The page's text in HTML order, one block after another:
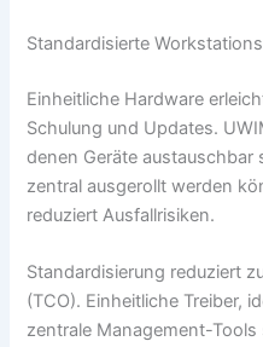
Standardisierte
Einheitliche Hardware
Schulung und Updates.
denen Geräte
zentral ausgerollt werden
reduziert Ausfallrisiken.
Standardisierung reduziert
(TCO). Einheitliche Treiber,
zentrale Management-